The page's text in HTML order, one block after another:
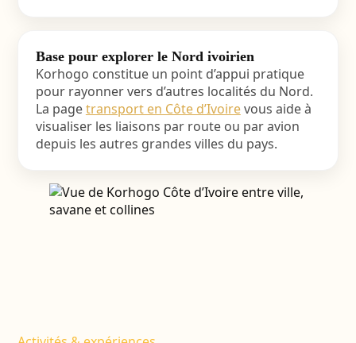
Base pour explorer le Nord ivoirien
Korhogo constitue un point d’appui pratique
pour rayonner vers d’autres localités du Nord.
La pagetransport en Côte d’Ivoirevous aide à
visualiser les liaisons par route ou par avion
depuis les autres grandes villes du pays.